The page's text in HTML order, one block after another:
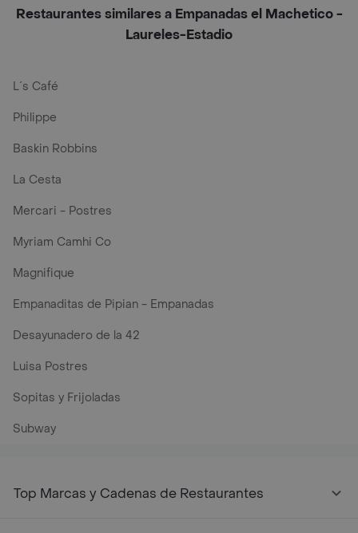
Restaurantes similares a Empanadas el Machetico -
Laureles-Estadio
L´s Café
Philippe
Baskin Robbins
La Cesta
Mercari - Postres
Myriam Camhi Co
Magnifique
Empanaditas de Pipian - Empanadas
Desayunadero de la 42
Luisa Postres
Sopitas y Frijoladas
Subway
Top Marcas y Cadenas de Restaurantes